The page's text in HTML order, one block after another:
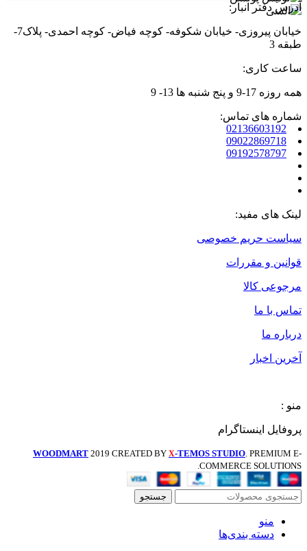
آدرس دفتر انبار:
خیابان پیروزی- خیابان شکوفه- کوچه فیاض- کوچه احمدی- پلاک7-
طبقه 3
ساعت کاری:
همه روزه 17-9 و پنج شنبه ها 13- 9
شماره های تماس:
02136603192
09022869718
09192578797
لینک های مفید:
سیاست حریم خصوصی
قوانین و مقررات
مرجوعی کالا
تماس با ما
درباره ما
آخرین اخبار
منو :
پروفایل اینستاگرام
WOODMART 2019 CREATED BY X-TEMOS STUDIO . PREMIUM E-
COMMERCE SOLUTIONS.
جستجو
منو
دسته بندی‌ها